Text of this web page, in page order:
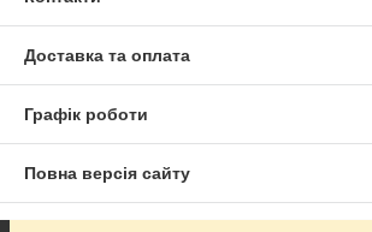
Доставка та оплата
Графік роботи
Повна версія сайту